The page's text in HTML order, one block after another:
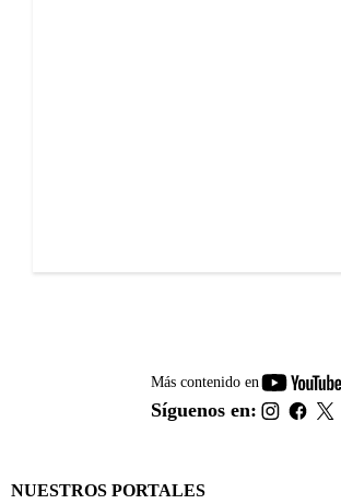
Más contenido en
Síguenos en:
NUESTROS PORTALES